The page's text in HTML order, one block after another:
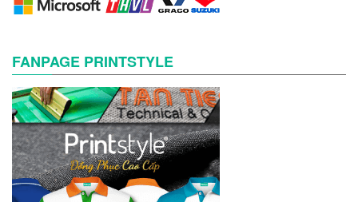
FANPAGE PRINTSTYLE